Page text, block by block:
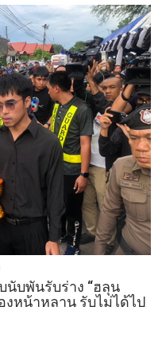
บพันรับร่าง “ฮลุน
งหน้าหลาน รับไม่ได้ไป